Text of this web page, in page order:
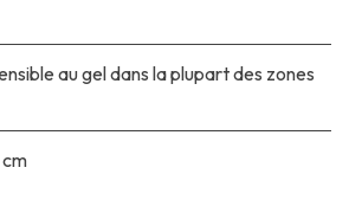
au gel dans la plupart des zones